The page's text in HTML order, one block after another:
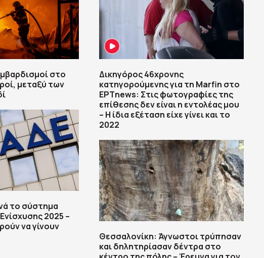
στο
μεταξύ των
το σύστημα
2025 –
να γίνουν
Δικηγόρος 46χρονης
κατηγορούμενης για τη Marfin στο
ΕΡΤnews: Στις φωτογραφίες της
επίθεσης δεν είναι η εντολέας μου
– Η ίδια εξέταση είχε γίνει και το
2022
Θεσσαλονίκη: Άγνωστοι τρύπησαν
και δηλητηρίασαν δέντρα στο